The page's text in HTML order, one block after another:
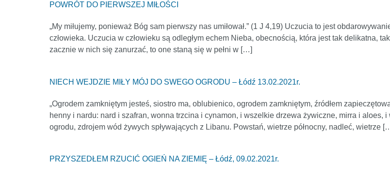
POWRÓT DO PIERWSZEJ MIŁOŚCI
„My miłujemy, ponieważ Bóg sam pierwszy nas umiłował.” (1 J 4,19) Uczucia to jest
człowieka. Uczucia w człowieku są odległym echem Nieba, obecnością, która jest tak delikatna,
zacznie w nich się zanurzać, to one staną się w pełni w […]
NIECH WEJDZIE MIŁY MÓJ DO SWEGO OGRODU – Łódź 13.02.2021r.
„Ogrodem zamkniętym jesteś, siostro ma, oblubienico, ogrodem zamkniętym, źródłem
henny i nardu: nard i szafran, wonna trzcina i cynamon, i wszelkie drzewa żywiczne, mirra i aloes,
ogrodu, zdrojem wód żywych spływających z Libanu. Powstań, wietrze północny, nadleć, wietrze
PRZYSZEDŁEM RZUCIĆ OGIEŃ NA ZIEMIĘ – Łódź, 09.02.2021r.